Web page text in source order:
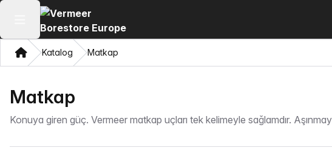
Ana menüyü aç
Ev Katalog Matkap
Matkap
Konuya giren güç. Vermeer matkap uçları tek kelimeyle sağlamdır.